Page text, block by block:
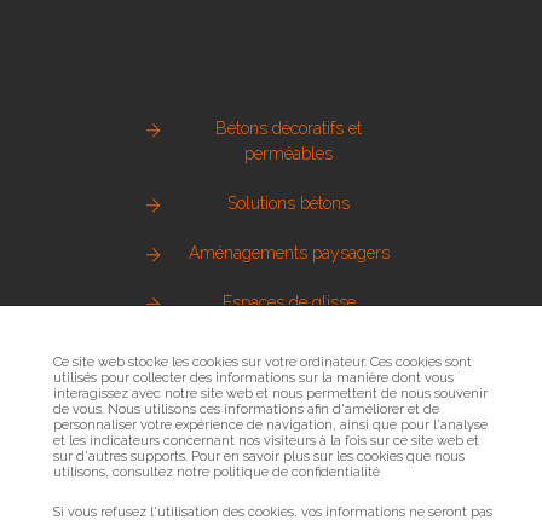
Bétons décoratifs et
perméables
Solutions bétons
Aménagements paysagers
Espaces de glisse
Métallerie urbaine
Sols sportifs
Ce site web stocke les cookies sur votre ordinateur. Ces cookies sont
utilisés pour collecter des informations sur la manière dont vous
interagissez avec notre site web et nous permettent de nous souvenir
de vous. Nous utilisons ces informations afin d'améliorer et de
personnaliser votre expérience de navigation, ainsi que pour l'analyse
et les indicateurs concernant nos visiteurs à la fois sur ce site web et
sur d'autres supports. Pour en savoir plus sur les cookies que nous
utilisons, consultez notre politique de confidentialité
Si vous refusez l'utilisation des cookies, vos informations ne seront pas